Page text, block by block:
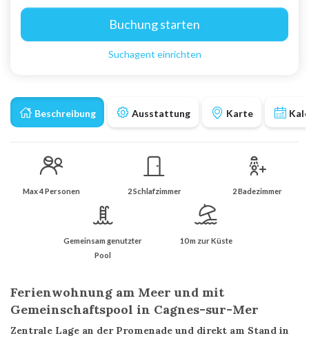
Beschreibung Ausstattung Karte
Max 4 Personen 2 Schlafzimmer 2 Badezimmer
Gemeinsam genutzter
Pool
10 m zur Küste
Ferienwohnung am Meer und mit
Gemeinschaftspool in Cagnes-sur-Mer
Zentrale Lage an der Promenade und direkt am Stand in
Buchung starten
Suchagent einrichten